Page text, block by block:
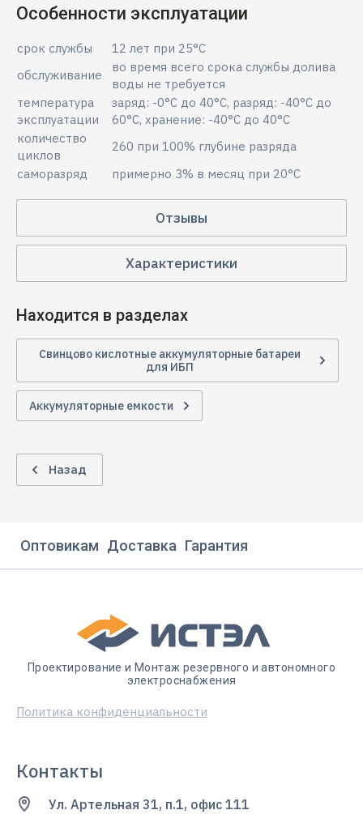
Особенности эксплуатации
срок службы
12 лет при 25°C
обслуживание
во время всего срока службы долива
воды не требуется
температура
эксплуатации
заряд: -0°C до 40°C, разряд: -40°C до
60°C, хранение: -40°C до 40°C
количество
циклов
260 при 100% глубине разряда
саморазряд
примерно 3% в месяц при 20°C
Отзывы
Характеристики
Находится в разделах
Свинцово кислотные аккумуляторные батареи
для ИБП
Аккумуляторные емкости
Назад
Оптовикам Доставка Гарантия
Проектирование и Монтаж резервного и автономного
электроснабжения
Политика конфиденциальности
Контакты
Ул. Артельная 31, п.1, офис 111